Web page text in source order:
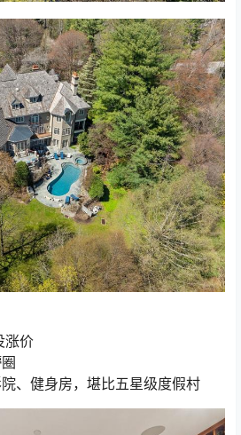
涨价
、健身房，堪比五星级度假村